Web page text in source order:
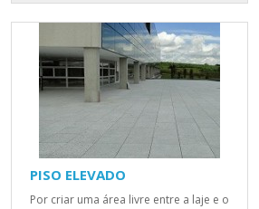
PISO ELEVADO
Por criar uma área livre entre a laje e o